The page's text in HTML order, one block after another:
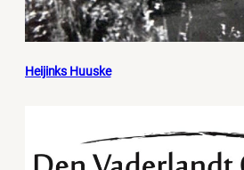
Heijinks Huuske